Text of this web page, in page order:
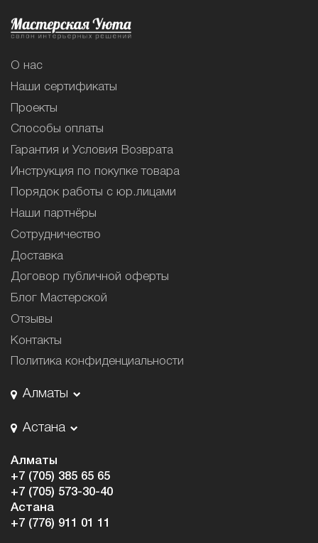
О нас
Наши сертификаты
Проекты
Способы оплаты
Гарантия и Условия Возврата
Инструкция по покупке товара
Порядок работы с юр.лицами
Наши партнёры
Сотрудничество
Доставка
Договор публичной оферты
Блог Мастерской
Отзывы
Контакты
Политика конфиденциальности
Алматы
Астана
Алматы
+7 (705) 385 65 65
+7 (705) 573-30-40
Астана
+7 (776) 911 01 11